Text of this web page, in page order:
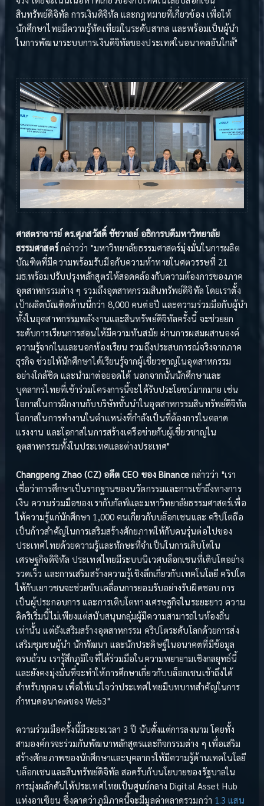
สินทรัพย์ดิจิทัล การเงินดิจิทัล และกฎหมายที่เกี่ยวข้อง เพื่อให้
นักศึกษาไทยมีความรู้ทัดเทียมในระดับสากล และพร้อมเป็นผู้นำ
ในการพัฒนาระบบการเงินดิจิทัลของประเทศในอนาคตอันใกล้"
ศาสตราจารย์ ดร.ศุภสวัสดิ์ ชัชวาลย์ อธิการบดีมหาวิทยาลัย
ธรรมศาสตร์กล่าวว่า "มหาวิทยาลัยธรรมศาสตร์มุ่งมั่นในการผลิต
บัณฑิตที่มีความพร้อมรับมือกับความท้าทายในศตวรรษที่ 21
มธ.พร้อมปรับปรุงหลักสูตรให้สอดคล้องกับความต้องการของภาค
อุตสาหกรรมต่าง ๆ รวมถึงอุตสาหกรรมสินทรัพย์ดิจิทัล โดยเราตั้ง
เป้าผลิตบัณฑิตด้านนี้กว่า 8,000 คนต่อปี และความร่วมมือกับผู้นำ
ทั้งในอุตสาหกรรมพลังงานและสินทรัพย์ดิจิทัลครั้งนี้ จะช่วยยก
ระดับการเรียนการสอนให้มีความทันสมัย ผ่านการผสมผสานองค์
ความรู้จากในและนอกห้องเรียน รวมถึงประสบการณ์จริงจากภาค
ธุรกิจ ช่วยให้นักศึกษาได้เรียนรู้จากผู้เชี่ยวชาญในอุตสาหกรรม
อย่างใกล้ชิด และนำมาต่อยอดได้ นอกจากนั้นนักศึกษาและ
บุคลากรไทยที่เข้าร่วมโครงการนี้จะได้รับประโยชน์มากมาย เช่น
โอกาสในการฝึกงานกับบริษัทชั้นนำในอุตสาหกรรมสินทรัพย์ดิจิทัล
โอกาสในการทำงานในตำแหน่งที่กำลังเป็นที่ต้องการในตลาด
แรงงาน และโอกาสในการสร้างเครือข่ายกับผู้เชี่ยวชาญใน
อุตสาหกรรมทั้งในประเทศและต่างประเทศ"
Changpeng Zhao (CZ) อดีต CEO ของ Binanceกล่าวว่า "เรา
เชื่อว่าการศึกษาเป็นรากฐานของนวัตกรรมและการเข้าถึงทางการ
เงิน ความร่วมมือของเรากับกัลฟ์และมหาวิทยาลัยธรรมศาสตร์เพื่อ
ให้ความรู้แก่นักศึกษา 1,000 คนเกี่ยวกับบล็อกเชนและ คริปโตถือ
เป็นก้าวสำคัญในการเสริมสร้างศักยภาพให้กับคนรุ่นต่อไปของ
ประเทศไทยด้วยความรู้และทักษะที่จำเป็นในการเติบโตใน
เศรษฐกิจดิจิทัล ประเทศไทยมีระบบนิเวศบล็อกเชนที่เติบโตอย่าง
รวดเร็ว และการเสริมสร้างความรู้เชิงลึกเกี่ยวกับเทคโนโลยี คริปโต
ให้กับเยาวชนจะช่วยขับเคลื่อนการยอมรับอย่างรับผิดชอบ การ
เป็นผู้ประกอบการ และการเติบโตทางเศรษฐกิจในระยะยาว ความ
คิดริเริ่มนี้ไม่เพียงแต่สนับสนุนกลุ่มผู้มีความสามารถในท้องถิ่น
เท่านั้น แต่ยังเสริมสร้างอุตสาหกรรม คริปโตระดับโลกด้วยการส่ง
เสริมชุมชนผู้นำ นักพัฒนา และนักประดิษฐ์ในอนาคตที่มีข้อมูล
ครบถ้วน เรารู้สึกภูมิใจที่ได้ร่วมมือในความพยายามเชิงกลยุทธ์นี้
และยังคงมุ่งมั่นที่จะทำให้การศึกษาเกี่ยวกับบล็อกเชนเข้าถึงได้
สำหรับทุกคน เพื่อให้แน่ใจว่าประเทศไทยมีบทบาทสำคัญในการ
กำหนดอนาคตของ Web3"
ความร่วมมือครั้งนี้มีระยะเวลา 3 ปี นับตั้งแต่การลงนาม โดยทั้ง
สามองค์กรจะร่วมกันพัฒนาหลักสูตรและกิจกรรมต่าง ๆ เพื่อเสริม
สร้างศักยภาพของนักศึกษาและบุคลากรให้มีความรู้ด้านเทคโนโลยี
บล็อกเชนและสินทรัพย์ดิจิทัล สอดรับกับนโยบายของรัฐบาลใน
การมุ่งผลักดันให้ประเทศไทยเป็นศูนย์กลาง Digital Asset Hub
แห่งอาเซียน ซึ่งคาดว่าภูมิภาคนี้จะมีมูลค่าตลาดรวมกว่า 1.3 แสน